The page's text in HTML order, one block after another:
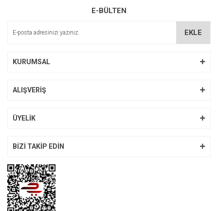
Ürün açıklamasında eksik bilgiler bulunuyor.
E-BÜLTEN
EKLE
KURUMSAL
ALIŞVERİŞ
ÜYELİK
BİZİ TAKİP EDİN